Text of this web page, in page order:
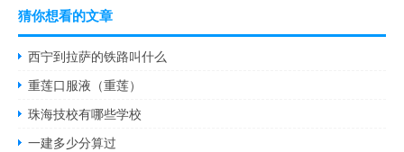
猜你想看的文章
西宁到拉萨的铁路叫什么
重莲口服液（重莲）
珠海技校有哪些学校
一建多少分算过